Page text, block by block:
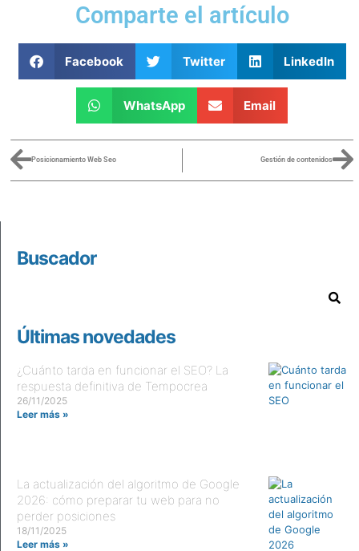
Comparte el artículo
Facebook Twitter LinkedIn
WhatsApp Email
Posicionamiento Web Seo Gestión de contenidos
Buscador
Últimas novedades
¿Cuánto tarda en funcionar el SEO? La
respuesta definitiva de Tempocrea
26/11/2025
Leer más »
La actualización del algoritmo de Google
2026: cómo preparar tu web para no
perder posiciones
18/11/2025
Leer más »